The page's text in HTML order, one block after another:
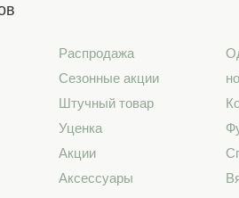
Распродажа
Сезонные акции
Штучный товар
Уценка
Акции
Аксессуары